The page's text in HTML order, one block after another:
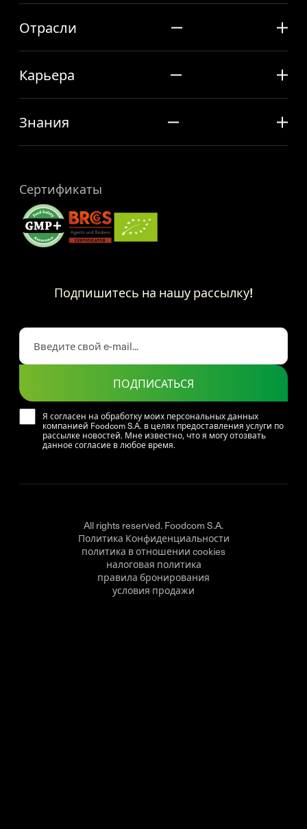
Отрасли
Карьера
Знания
Сертификаты
Подпишитесь на нашу рассылку!
Я согласен на обработку моих персональных данных
компанией Foodcom S.A. в целях предоставления услуги по
рассылке новостей. Мне известно, что я могу отозвать
данное согласие в любое время.
ПОДПИСАТЬСЯ
All rights reserved. Foodcom S.A.
Политика Конфиденциальности
политика в отношении cookies
налоговая политика
правила бронирования
условия продажи